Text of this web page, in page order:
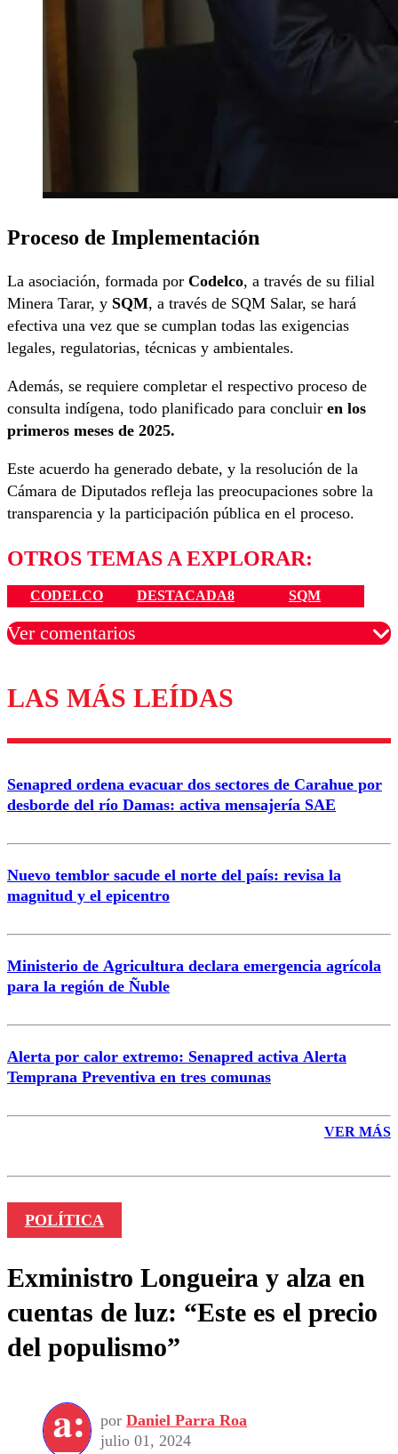
Proceso de Implementación
La asociación, formada por Codelco, a través de su filial
Minera Tarar, y SQM, a través de SQM Salar, se hará
efectiva una vez que se cumplan todas las exigencias
legales, regulatorias, técnicas y ambientales.
Además, se requiere completar el respectivo proceso de
consulta indígena, todo planificado para concluir en los
primeros meses de 2025.
Este acuerdo ha generado debate, y la resolución de la
Cámara de Diputados refleja las preocupaciones sobre la
transparencia y la participación pública en el proceso.
OTROS TEMAS A EXPLORAR:
CODELCO DESTACADA8 SQM
Ver comentarios
Los comentarios son moderados para garantizar un
diálogo respetuoso.
Nombre
Correo
LAS MÁS LEÍDAS
Senapred ordena evacuar dos sectores de Carahue por
desborde del río Damas: activa mensajería SAE
Nuevo temblor sacude el norte del país: revisa la
magnitud y el epicentro
Ministerio de Agricultura declara emergencia agrícola
para la región de Ñuble
Alerta por calor extremo: Senapred activa Alerta
Temprana Preventiva en tres comunas
VER MÁS
POLÍTICA
Exministro Longueira y alza en
cuentas de luz: “Este es el precio
del populismo”
por Daniel Parra Roa
julio 01, 2024